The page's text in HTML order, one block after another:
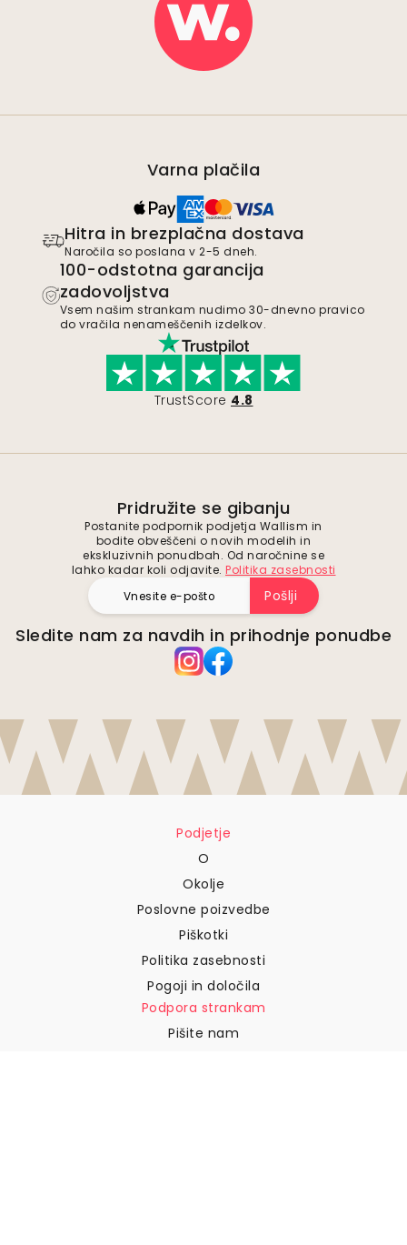
Varna plačila
Hitra in brezplačna dostava
Naročila so poslana v 2-5 dneh.
100-odstotna garancija
zadovoljstva
Vsem našim strankam nudimo 30-dnevno pravico
do vračila nenameščenih izdelkov.
TrustScore 4.8
Pridružite se gibanju
Postanite podpornik podjetja Wallism in
bodite obveščeni o novih modelih in
ekskluzivnih ponudbah. Od naročnine se
lahko kadar koli odjavite. Politika zasebnosti
Pošlji
Sledite nam za navdih in prihodnje ponudbe
Podjetje
O
Okolje
Poslovne poizvedbe
Piškotki
Politika zasebnosti
Pogoji in določila
Podpora strankam
Pišite nam